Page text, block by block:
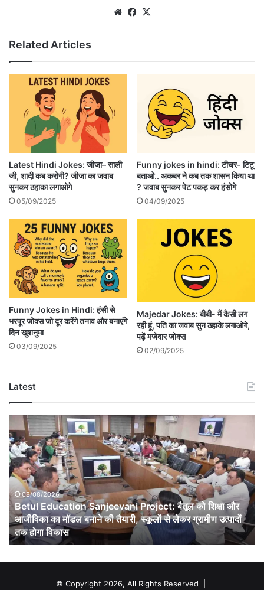
WebsiteFacebook
Related Articles
Latest Hindi Jokes: जीजा– साली
जी, शादी कब करोगी? जीजा का जवाब
सुनकर ठहाका लगाओगे
05/09/2025
Funny jokes in hindi: टीचर- टिटू
बताओ.. अकबर ने कब तक शासन किया था
? जवाब सुनकर पेट पकड़ कर हंसोगे
04/09/2025
Funny Jokes in Hindi: हंसी से
भरपूर जोक्स जो दूर करेंगे तनाव और बनाएंगे
दिन खुशनुमा
03/09/2025
Majedar Jokes: बीबी- मैं कैसी लग
रही हूं, पति का जवाब सुन ठहाके लगाओगे,
पढ़ें मजेदार जोक्स
02/09/2025
Latest
Betul
Education
Sanjeevani
Project:
बैतूल
को
शिक्षा
और
आजीविका
का
मॉडल
08/08/2026
Betul Education Sanjeevani Project: बैतूल को शिक्षा और
आजीविका का मॉडल बनाने की तैयारी, स्कूलों से लेकर ग्रामीण उत्पादों
तक होगा विकास
© Copyright 2026, All Rights Reserved |